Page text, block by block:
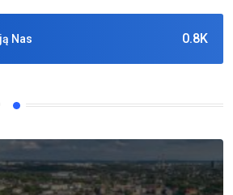
0.8K
Nas